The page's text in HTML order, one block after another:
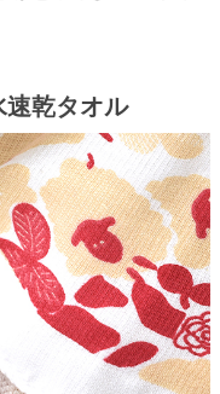
速乾タオル